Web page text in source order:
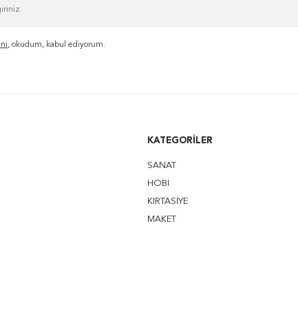
, okudum, kabul ediyorum.
KATEGORILER
SANAT
HOBİ
KIRTASİYE
MAKET